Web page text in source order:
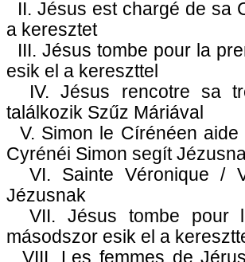
II. Jésus est chargé de sa
a keresztet
III. Jésus tombe pour la
esik el a kereszttel
IV. Jésus rencotre sa
találkozik Szűz Máriával
V. Simon le Círénéen
Cyrénéi Simon segít
VI. Sainte Véronique /
Jézusnak
VII. Jésus tombe pour
másodszor esik el a
VIII. Les femmes de